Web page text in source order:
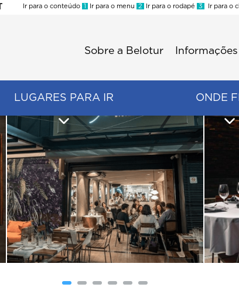
Ir para o conteúdo 1 Ir para o menu 2 Ir para o rodapé 3 Ir para o
Sobre a Belotur
LUGARES PARA IR ONDE